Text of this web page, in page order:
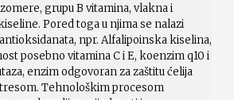
grupu B vitamina, vlakna i
Pored toga u njima se nalazi
npr. Alfalipoinska kiselina,
posebno vitamina C i E, koenzim q10 i
enzim odgovoran za zaštitu ćelija
Tehnološkim procesom